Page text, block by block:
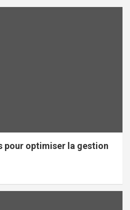
pour optimiser la gestion